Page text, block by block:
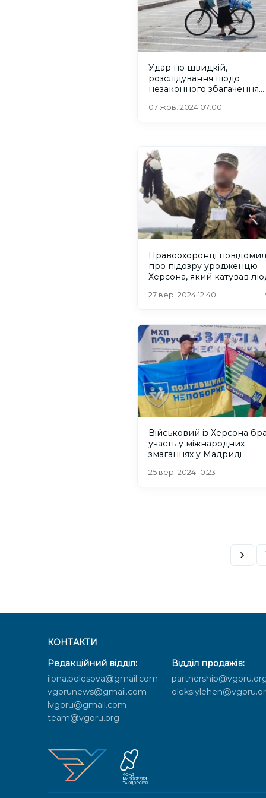
Удар по швидкій,
розслідування щодо
незаконного збагачення
Херсона та Херсонщини
07 жов. 2024 07:00
Правоохоронці
про підозру уродженцю
Херсона, який катував
27 вер. 2024 12:40
Військовий із Херсона
участь у міжнародних
змаганнях у Мадриді
25 вер. 2024 10:23
КОНТАКТИ
Редакційний відділ:
ilona.polesova@gmail.com
vgorunews@gmail.com
lvgoru@gmail.com
team@vgoru.org
Відділ продажів: